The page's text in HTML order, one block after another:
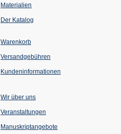
Materialien
Der Katalog
Warenkorb
Versandgebühren
Kundeninformationen
Wir über uns
Veranstaltungen
einem
Manuskriptangebote